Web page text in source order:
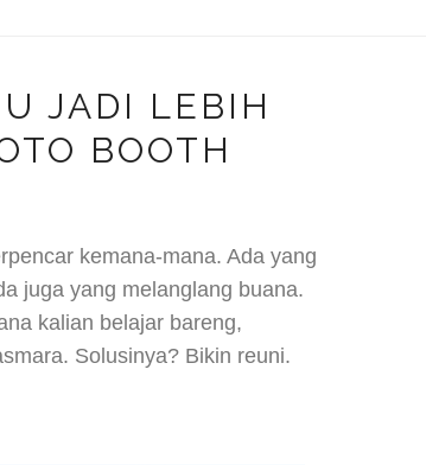
JADI LEBIH
BOOTH
kemana-mana. Ada yang
juga yang melanglang buana.
kalian belajar bareng,
Solusinya? Bikin reuni.